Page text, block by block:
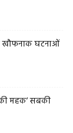
खौफनाक घटनाओं
महक’ सबकी